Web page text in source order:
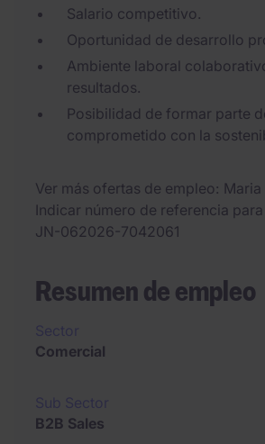
Salario competitivo.
Oportunidad de desarrollo
Ambiente laboral
resultados.
Posibilidad de formar parte
comprometido con la
Ver más ofertas de empleo
Indicar número de referencia
JN-062026-7042061
Resumen de empleo
Comercial
B2B Sales